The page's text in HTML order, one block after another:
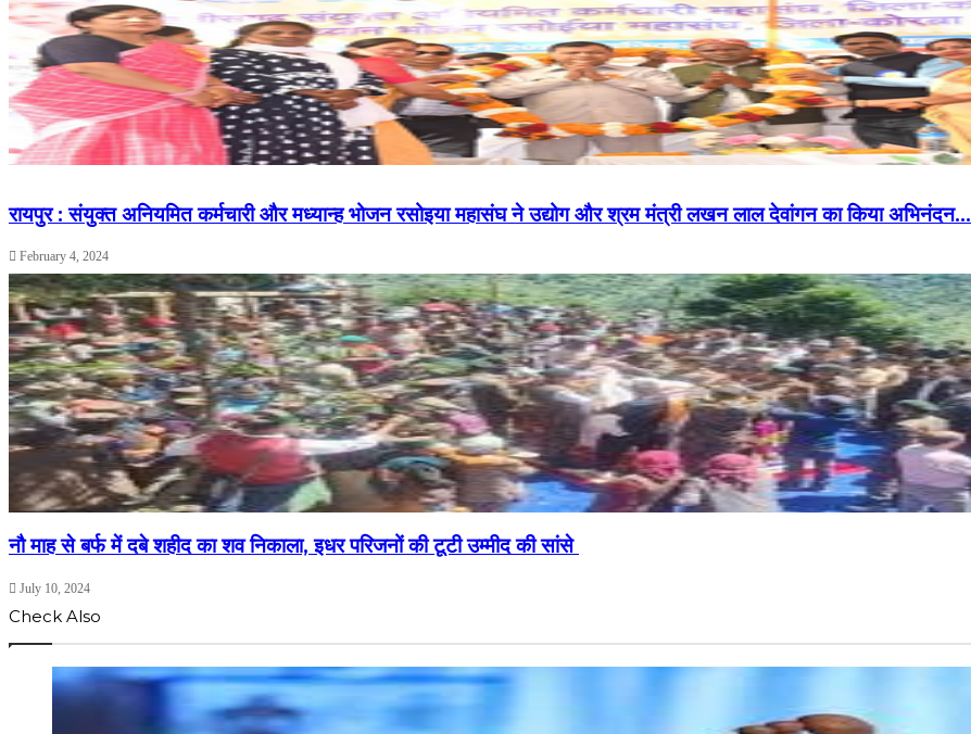
रायपुर : संयुक्त अनियमित कर्मचारी और मध्यान्ह भोजन रसोइया महासंघ ने उद्योग और श्रम मंत्री लखन लाल देवांगन का किया अभिनंदन…
February 4, 2024
नौ माह से बर्फ में दबे शहीद का शव निकाला, इधर परिजनों की टूटी उम्मीद की सांसे
July 10, 2024
Check Also